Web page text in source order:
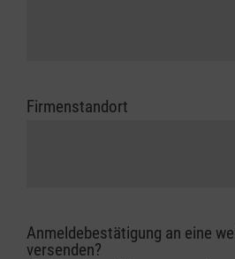
Firmenstandort
Anmeldebestätigung an eine
versenden?